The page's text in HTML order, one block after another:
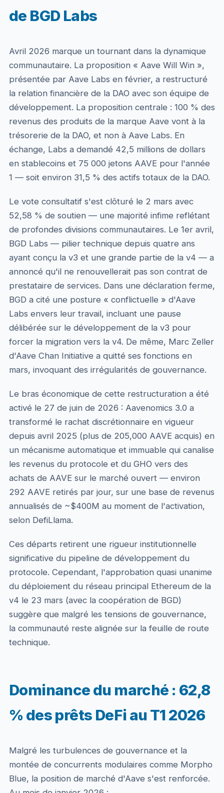
de BGD Labs
Avril 2026 marque un tournant dans la dynamique
communautaire. La proposition « Aave Will Win »,
présentée par Aave Labs en février, a restructuré
la relation financière de la DAO avec son équipe de
développement. La proposition centrale : 100 % des
revenus des produits de la marque Aave vont à la
trésorerie de la DAO, et non à Aave Labs. En
échange, Labs a demandé 42,5 millions de dollars
en stablecoins et 75 000 jetons AAVE pour l'année
1 — soit environ 31,5 % des actifs totaux de la DAO.
Le vote consultatif s'est clôturé le 2 mars avec
52,58 % de soutien — une majorité infime reflétant
de profondes divisions communautaires. Le 1er avril,
BGD Labs — pilier technique depuis quatre ans
ayant conçu la v3 et une grande partie de la v4 — a
annoncé qu'il ne renouvellerait pas son contrat de
prestataire de services. Dans une déclaration ferme,
BGD a cité une posture « conflictuelle » d'Aave
Labs envers leur travail, incluant une pause
délibérée sur le développement de la v3 pour
forcer la migration vers la v4. De même, Marc Zeller
d'Aave Chan Initiative a quitté ses fonctions en
mars, invoquant des irrégularités de gouvernance.
Le bras économique de cette restructuration a été
activé le 27 de juin de 2026 : Aavenomics 3.0 a
transformé le rachat discrétionnaire en vigueur
depuis avril 2025 (plus de 205,000 AAVE acquis) en
un mécanisme automatique et immuable qui canalise
les revenus du protocole et du GHO vers des
achats de AAVE sur le marché ouvert — environ
292 AAVE retirés par jour, sur une base de revenus
annualisés de ~$400M au moment de l'activation,
selon DefiLlama.
Ces départs retirent une rigueur institutionnelle
significative du pipeline de développement du
protocole. Cependant, l'approbation quasi unanime
du déploiement du réseau principal Ethereum de la
v4 le 23 mars (avec la coopération de BGD)
suggère que malgré les tensions de gouvernance,
la communauté reste alignée sur la feuille de route
technique.
Dominance du marché : 62,8
% des prêts DeFi au T1 2026
Malgré les turbulences de gouvernance et la
montée de concurrents modulaires comme Morpho
Blue, la position de marché d'Aave s'est renforcée.